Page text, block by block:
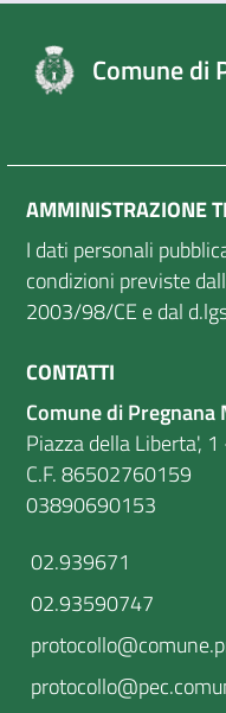
Comune di
AMMINISTRAZIONE
I dati personali
condizioni previste
2003/98/CE e dal
CONTATTI
Comune di Pregnana
Piazza della Liberta',
C.F.
03890690153
02.939671
02.93590747